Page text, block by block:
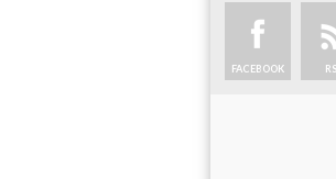
FACEBOOK